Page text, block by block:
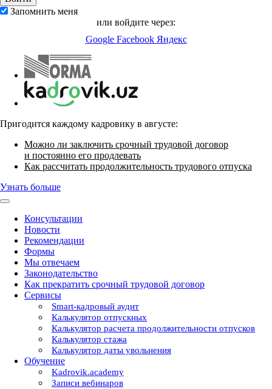
Запомнить меня
или войдите через:
Google Facebook Яндекс
Пригодится каждому кадровику в августе:
Можно ли заключить срочный трудовой договор
и постоянно его продлевать
Как рассчитать продолжительность трудового отпуска
Узнать больше
Консультации
Новости
Рекомендации
Формы
Мы отвечаем
Законодательство
Как прекратить срочный трудовой договор
Сервисы
Smart-кадровый аудит
Калькулятор отпускных
Калькулятор расчета продолжительности отпусков
Калькулятор стажа
Калькулятор даты увольнения
Обучение
Kadrovik.academy
Записи вебинаров